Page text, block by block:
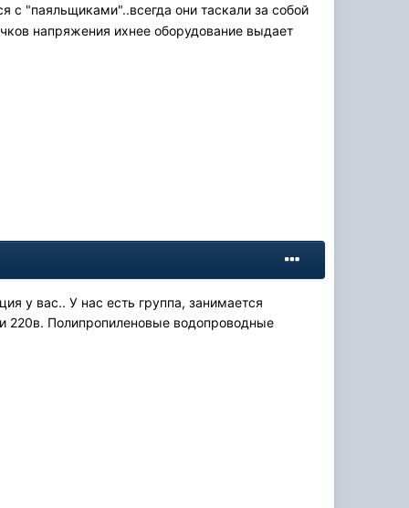
с "паяльщиками"..всегда они таскали за собой
напряжения ихнее оборудование выдает
у вас.. У нас есть группа, занимается
220в. Полипропиленовые водопроводные